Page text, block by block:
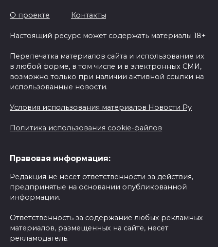
О проекте Контакты
Настоящий ресурс может содержать материалы 18+
Перепечатка материалов сайта и использование их
в любой форме, в том числе и в электронных СМИ,
возможно только при наличии активной ссылки на
использованные новости.
Условия использования материалов Новости Ру
Политика использования cookie-файлов
Правовая информация:
Редакция не несет ответственности за действия,
предпринятые на основании опубликованной
информации.
Ответственность за содержание любых рекламных
материалов, размещенных на сайте, несет
рекламодатель.